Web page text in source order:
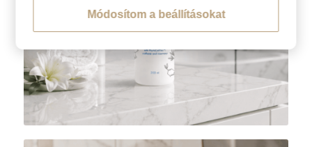
Módosítom a beállításokat